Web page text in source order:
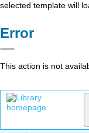
selected template will
Error
This action is not